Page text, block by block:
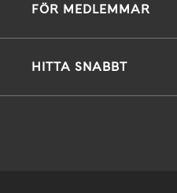
FÖR MEDLEMMAR
HITTA SNABBT